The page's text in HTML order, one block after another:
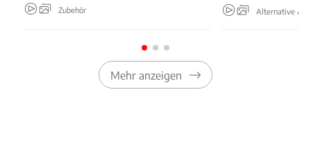
Zubehör Alternative
Mehr anzeigen